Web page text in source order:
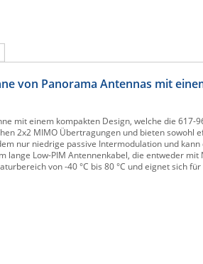
von Panorama Antennas mit
mit einem kompakten Design, welche die
2x2 MIMO Übertragungen und bieten sowohl
nur niedrige passive Intermodulation und
Low-PIM Antennenkabel, die entweder mit
von -40 °C bis 80 °C und eignet sich